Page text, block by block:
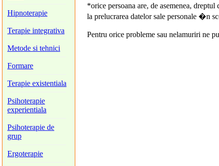
Hipnoterapie
Terapie integrativa
Metode si tehnici
Formare
Terapie existentiala
Psihoterapie
experientiala
Psihoterapie de
grup
Ergoterapie
*orice persoana are, de asemenea,
la prelucrarea datelor sale personale �n
Pentru orice probleme sau nelamuriri ne